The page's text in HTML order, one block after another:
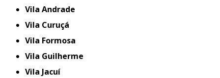
Vila Andrade
Vila Curuçá
Vila Formosa
Vila Guilherme
Vila Jacuí